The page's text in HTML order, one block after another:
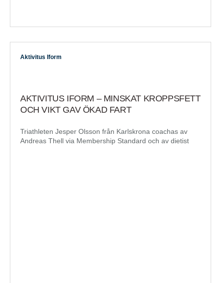
Aktivitus Iform
AKTIVITUS IFORM – MINSKAT KROPPSFETT
OCH VIKT GAV ÖKAD FART
Triathleten Jesper Olsson från Karlskrona coachas av
Andreas Thell via Membership Standard och av dietist